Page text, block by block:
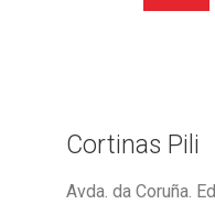
Cortinas Pili
Avda. da Coruña.